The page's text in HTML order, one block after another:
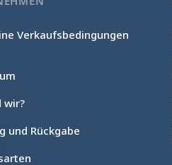
Verkaufsbedingungen
wir?
und Rückgabe